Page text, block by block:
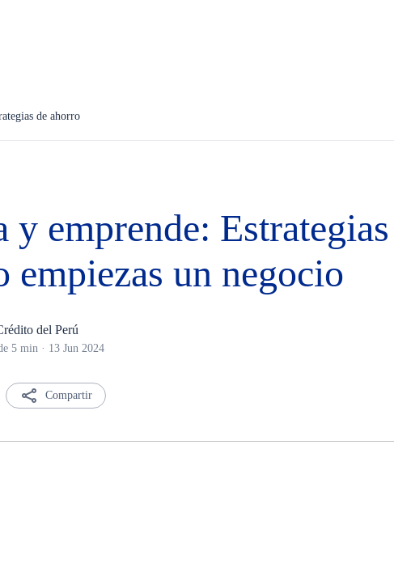
de ahorro
y emprende:
empiezas un negocio
del Perú
5 min · 13 Jun 2024
Compartir